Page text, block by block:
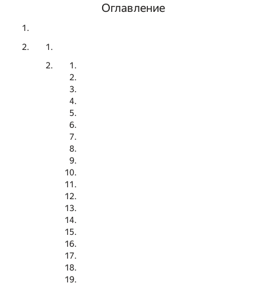
Оглавление